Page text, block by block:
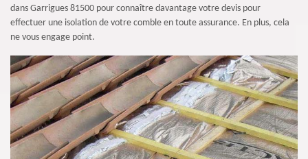
dans Garrigues 81500 pour connaître davantage votre devis pour
effectuer une isolation de votre comble en toute assurance. En plus, cela
ne vous engage point.